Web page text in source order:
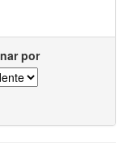
por